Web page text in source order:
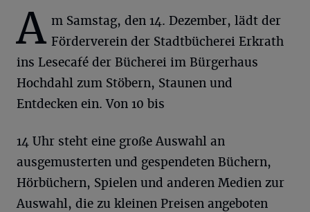
A m Samstag, den 14. Dezember, lädt der
Förderverein der Stadtbücherei Erkrath
ins Lesecafé der Bücherei im Bürgerhaus
Hochdahl zum Stöbern, Staunen und
Entdecken ein. Von 10 bis
14 Uhr steht eine große Auswahl an
ausgemusterten und gespendeten Büchern,
Hörbüchern, Spielen und anderen Medien zur
Auswahl, die zu kleinen Preisen angeboten